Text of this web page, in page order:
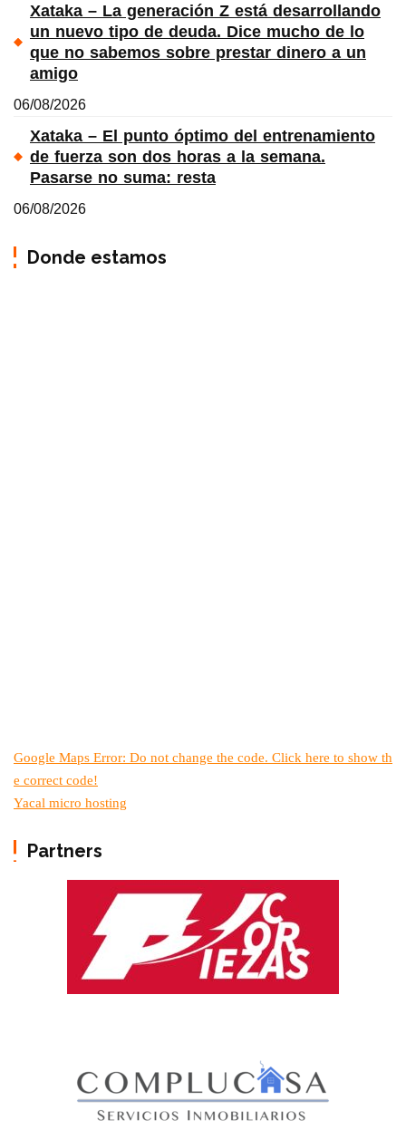
Xataka – La generación Z está desarrollando
un nuevo tipo de deuda. Dice mucho de lo
que no sabemos sobre prestar dinero a un
amigo
06/08/2026
Xataka – El punto óptimo del entrenamiento
de fuerza son dos horas a la semana.
Pasarse no suma: resta
06/08/2026
Donde estamos
Google Maps Error: Do not change the code. Click here to show th
e correct code!
Yacal micro hosting
Partners